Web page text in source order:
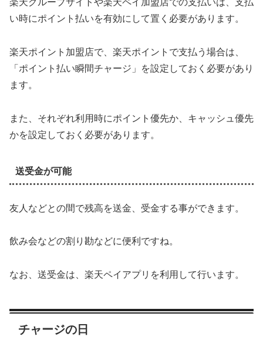
楽天グループサイトや楽天ペイ加盟店での支払いは、支払
い時にポイント払いを有効にして置く必要があります。
楽天ポイント加盟店で、楽天ポイントで支払う場合は、
「ポイント払い瞬間チャージ」を設定しておく必要があり
ます。
また、それぞれ利用時にポイント優先か、キャッシュ優先
かを設定しておく必要があります。
送受金が可能
友人などとの間で残高を送金、受金する事ができます。
飲み会などの割り勘などに便利ですね。
なお、送受金は、楽天ペイアプリを利用して行います。
チャージの日